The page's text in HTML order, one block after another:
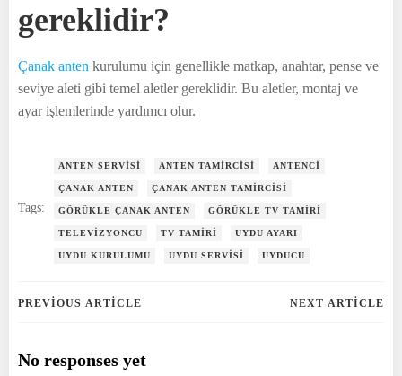
gereklidir?
Çanak anten kurulumu için genellikle matkap, anahtar, pense ve
seviye aleti gibi temel aletler gereklidir. Bu aletler, montaj ve
ayar işlemlerinde yardımcı olur.
Tags:
ANTEN SERVISI ANTEN TAMIRCISI ANTENCI
ÇANAK ANTEN ÇANAK ANTEN TAMIRCISI
GÖRÜKLE ÇANAK ANTEN GÖRÜKLE TV TAMIRI
TELEVIZYONCU TV TAMIRI UYDU AYARI
UYDU KURULUMU UYDU SERVISI UYDUCU
Post
navigation
PREVIOUS ARTICLE NEXT ARTICLE
No responses yet